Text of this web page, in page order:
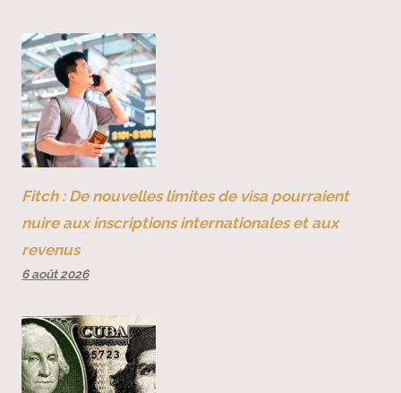
Fitch : De nouvelles limites de visa pourraient
nuire aux inscriptions internationales et aux
revenus
6 août 2026